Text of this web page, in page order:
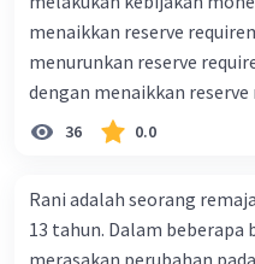
menaikkan reserve
menurunkan reserve
dengan menaikkan
dengan menurunkan
Ekspansif dengan menaikkan
ceteris paribus maka .... a.
bentuk kurva jumlah uang
36 0.0
Rani adalah seorang
13 tahun. Dalam